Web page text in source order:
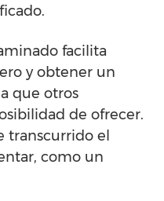
facilita
y obtener un
que otros
de ofrecer.
transcurrido el
como un